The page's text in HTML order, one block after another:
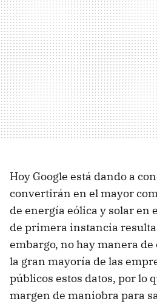
Hoy Google está dando a
convertirán en el mayor
de energía eólica y solar en
de primera instancia
embargo, no hay manera
la gran mayoría de las
públicos estos datos, por lo
margen de maniobra para